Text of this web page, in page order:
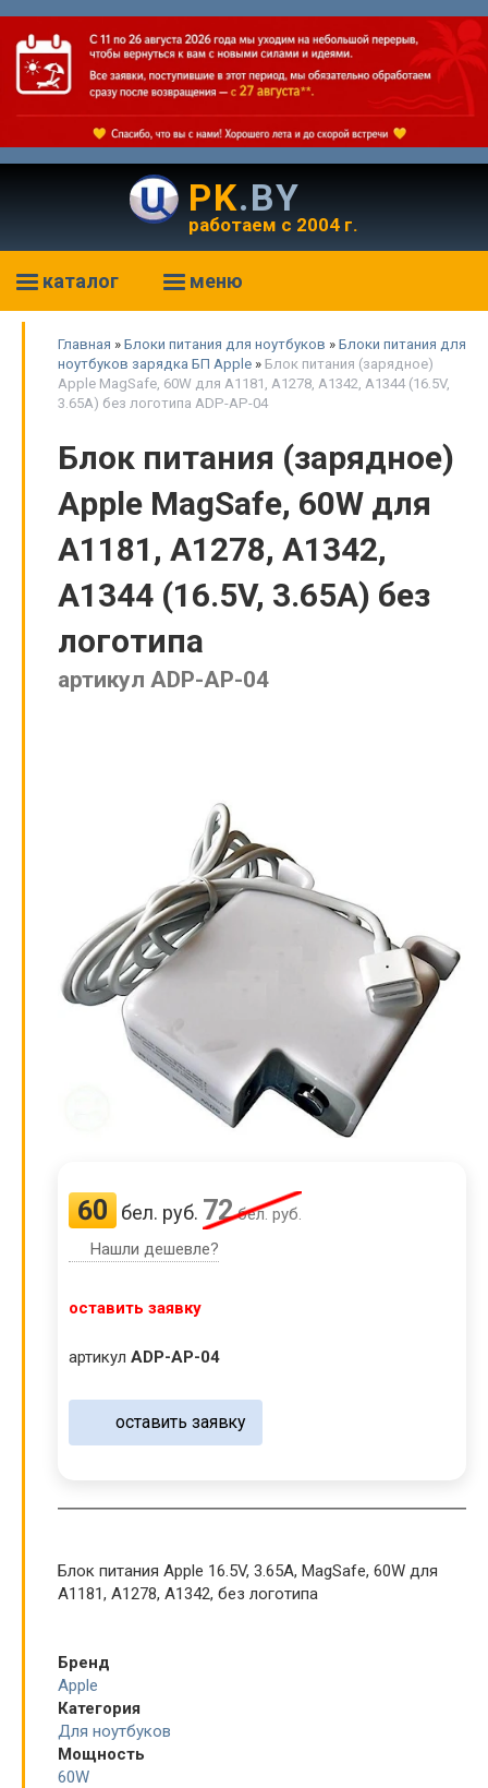
PK.BY
работаем с 2004 г.
каталог меню
Главная » Блоки питания для ноутбуков » Блоки питания для
ноутбуков зарядка БП Apple » Блок питания (зарядное)
Apple MagSafe, 60W для A1181, A1278, A1342, A1344 (16.5V,
3.65A) без логотипа ADP-AP-04
Блок питания (зарядное)
Apple MagSafe, 60W для
A1181, A1278, A1342,
A1344 (16.5V, 3.65A) без
логотипа
артикул ADP-AP-04
60 бел. руб. 72бел. руб.
Нашли дешевле?
оставить заявку
артикул ADP-AP-04
оставить заявку
Блок питания Apple 16.5V, 3.65A, MagSafe, 60W для
A1181, A1278, A1342, без логотипа
Бренд
Apple
Категория
Для ноутбуков
Мощность
60W